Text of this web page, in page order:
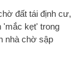
đất tái định cư,
'mắc kẹt' trong
nhà chờ sập